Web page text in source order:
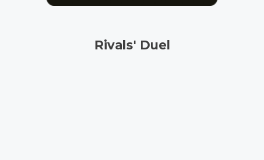
Rivals' Duel